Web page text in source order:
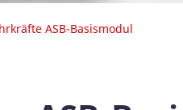
ASB-Basismodul